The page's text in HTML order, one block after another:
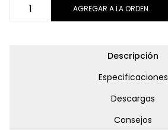
AGREGAR A LA ORDEN
Descripción
Especificaciones
Descargas
Consejos